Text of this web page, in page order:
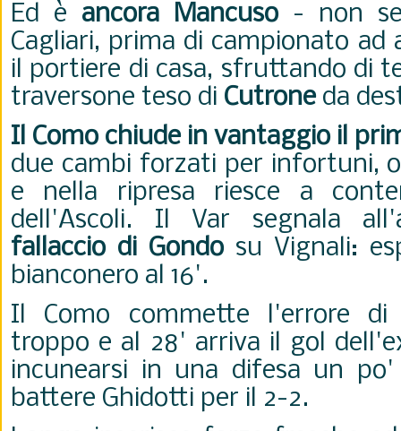
Ed è ancora Mancuso- non
Cagliari, prima di campionato
il portiere di casa, sfruttando di
traversone teso di Cutroneda
Il Como chiude in vantaggio il
due cambi forzati per infortuni,
e nella ripresa riesce a
dell'Ascoli. Il Var segnala
fallaccio di Gondosu Vignali:
bianconero al 16'.
Il Como commette l'errore di
troppo e al 28' arriva il gol
incunearsi in una difesa un
battere Ghidotti per il 2-2.